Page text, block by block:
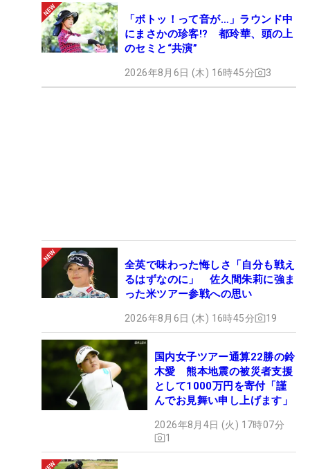
「ボトッ！って音が…」ラウンド中
にまさかの珍客!? 都玲華、頭の上
のセミと“共演”
2026年8月6日 (木) 16時45分 3
全英で味わった悔しさ「自分も戦え
るはずなのに」 佐久間朱莉に強ま
った米ツアー参戦への思い
2026年8月6日 (木) 16時45分 19
国内女子ツアー通算22勝の鈴
木愛 熊本地震の被災者支援
として1000万円を寄付「謹
んでお見舞い申し上げます」
2026年8月4日 (火) 17時07分
1